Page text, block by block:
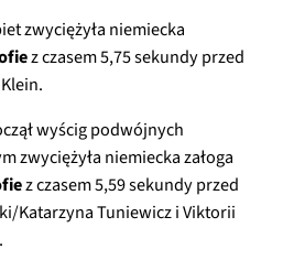
zwyciężyła niemiecka
z czasem 5,75 sekundy przed
wyścig podwójnych
zwyciężyła niemiecka załoga
z czasem 5,59 sekundy przed
Katarzyna Tuniewicz i Viktorii